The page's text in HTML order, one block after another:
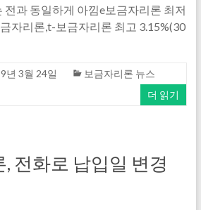
전과 동일하게 아낌e보금자리론 최저
자리론,t-보금자리론 최고 3.15%(30
년 3월 24일
보금자리론 뉴스
더 읽기
전화로 납입일 변경